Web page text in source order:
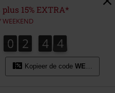
alternatieve
kleding
plus 15% EXTRA*
WEEKEND
0
0 2
2 4
4 4
5
4
Kopieer de code WEEKEND